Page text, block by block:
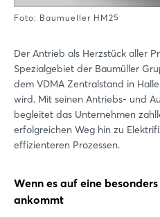
Foto: Baumueller HM25
Der Antrieb als Herzstück aller
Spezialgebiet der Baumüller
dem VDMA Zentralstand in
wird. Mit seinen Antriebs- und
begleitet das Unternehmen
erfolgreichen Weg hin zu
effizienteren Prozessen.
Wenn es auf eine
ankommt